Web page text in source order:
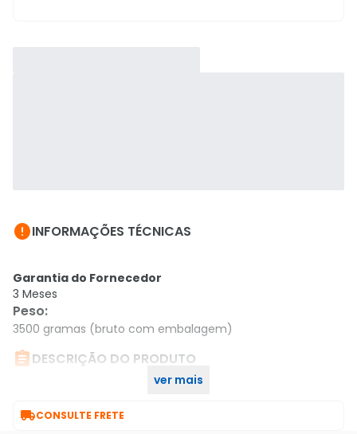
INFORMAÇÕES TÉCNICAS
Garantia do Fornecedor
3 Meses
Peso:
3500 gramas (bruto com embalagem)
DESCRIÇÃO DO PRODUTO
ver mais
CONSULTE FRETE